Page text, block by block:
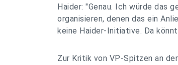
Haider: "Genau. Ich würde das
organisieren, denen das ein
keine Haider-Initiative. Da
Zur Kritik von VP-Spitzen an